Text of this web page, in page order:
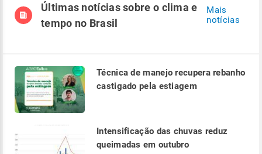
Últimas notícias sobre o clima e
tempo no Brasil
Mais
notícias
Técnica de manejo recupera rebanho
castigado pela estiagem
Intensificação das chuvas reduz
queimadas em outubro